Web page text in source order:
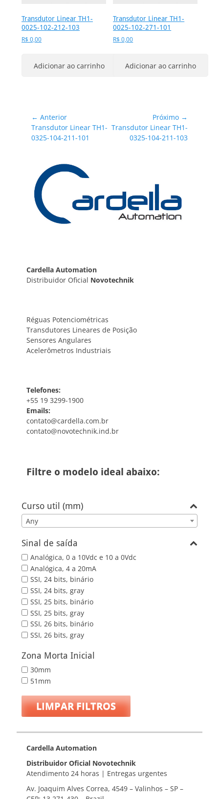
Transdutor Linear TH1-
0025-102-212-103
R$ 0,00
Adicionar ao carrinho
Transdutor Linear TH1-
0025-102-271-101
R$ 0,00
Adicionar ao carrinho
Navegação
de
Post
← Anterior
Post
anterior:
Transdutor Linear TH1-
0325-104-211-101
Próximo →
Próximo
Transdutor Linear TH1-
0325-104-211-103
Cardella Automation
Distribuidor Oficial Novotechnik
Réguas Potenciométricas
Transdutores Lineares de Posição
Sensores Angulares
Acelerômetros Industriais
Telefones:
+55 19 3299-1900
Emails:
contato@cardella.com.br
contato@novotechnik.ind.br
Filtre o modelo ideal abaixo:
Curso util (mm)
Any
Sinal de saída
Analógica, 0 a 10Vdc e 10 a 0Vdc
Analógica, 4 a 20mA
SSI, 24 bits, binário
SSI, 24 bits, gray
SSI, 25 bits, binário
SSI, 25 bits, gray
SSI, 26 bits, binário
SSI, 26 bits, gray
Zona Morta Inicial
30mm
51mm
LIMPAR FILTROS
Cardella Automation
Distribuidor Oficial Novotechnik
Atendimento 24 horas | Entregas urgentes
Av. Joaquim Alves Correa, 4549 – Valinhos – SP –